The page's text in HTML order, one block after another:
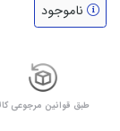
ناموجود
طبق قوانین مرجوعی